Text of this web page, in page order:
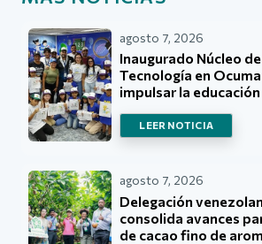
agosto 7, 2026
Inaugurado Núcleo
Tecnología en
impulsar la educación
LEER NOTICIA
agosto 7, 2026
Delegación
consolida avances
de cacao fino de